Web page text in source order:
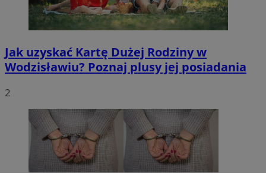
Jak uzyskać Kartę Dużej Rodziny w
Wodzisławiu? Poznaj plusy jej posiadania
2